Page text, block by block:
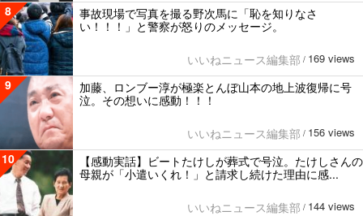
8
事故現場で写真を撮る野次馬に「恥を知りなさ
い！！！」と警察が怒りのメッセージ。
いいねニュース編集部 / 169 views
9
加藤、ロンブー淳が極楽とんぼ山本の地上波復帰に号
泣。その想いに感動！！！
いいねニュース編集部 / 156 views
10
【感動実話】ビートたけしが葬式で号泣。たけしさんの
母親が「小遣いくれ！」と請求し続けた理由に感...
いいねニュース編集部 / 144 views